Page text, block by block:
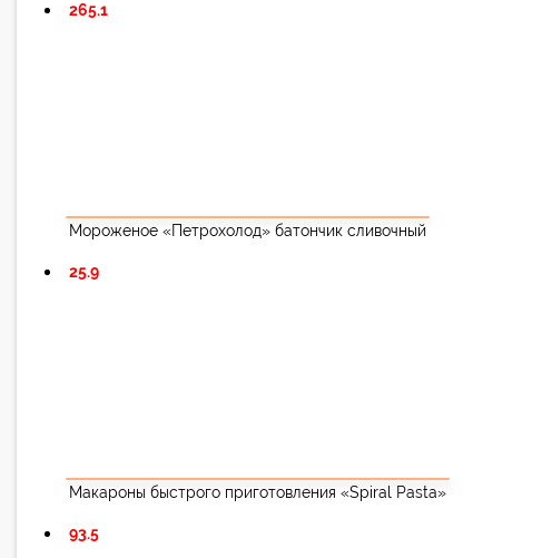
265.1
Мороженое «Петрохолод» батончик сливочный
25.9
Макароны быстрого приготовления «Spiral Pasta»
93.5